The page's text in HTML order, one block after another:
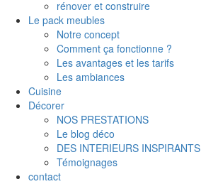
rénover et construire
Le pack meubles
Notre concept
Comment ça fonctionne ?
Les avantages et les tarifs
Les ambiances
Cuisine
Décorer
NOS PRESTATIONS
Le blog déco
DES INTERIEURS INSPIRANTS
Témoignages
contact